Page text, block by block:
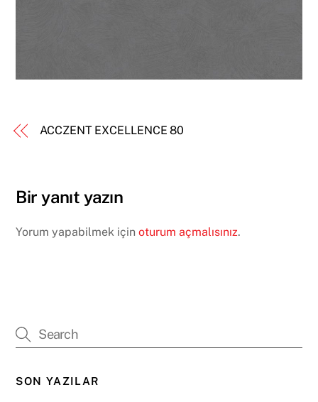
ACCZENT EXCELLENCE 80
Bir yanıt yazın
Yorum yapabilmek içinoturum açmalısınız.
SON YAZILAR